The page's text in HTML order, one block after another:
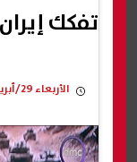
تفكك
الأربعاء 29/أبريل/2026 - 10:24 م